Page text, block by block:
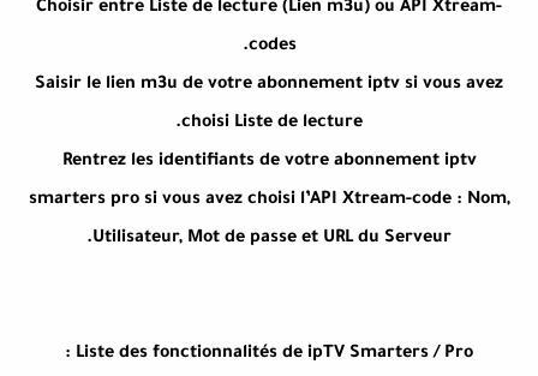
Choisir entre Liste de lecture (Lien m3u) ou API Xtream-
codes.
Saisir le lien m3u de votre abonnement iptv si vous avez
choisi Liste de lecture.
Rentrez les identifiants de votre abonnement iptv
smarters pro si vous avez choisi l’API Xtream-code : Nom,
Utilisateur, Mot de passe et URL du Serveur.
Liste des fonctionnalités de ipTV Smarters / Pro :